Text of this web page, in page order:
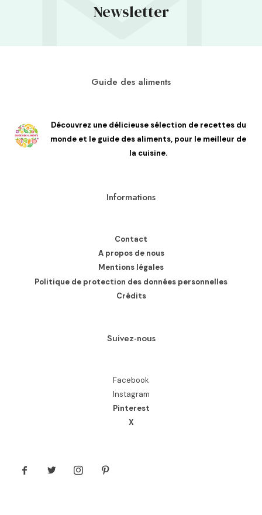
Newsletter
Guide des aliments
Découvrez une délicieuse sélection de recettes du
monde et le guide des aliments, pour le meilleur de
la cuisine.
Informations
Contact
A propos de nous
Mentions légales
Politique de protection des données personnelles
Crédits
Suivez-nous
Facebook
Instagram
Pinterest
X